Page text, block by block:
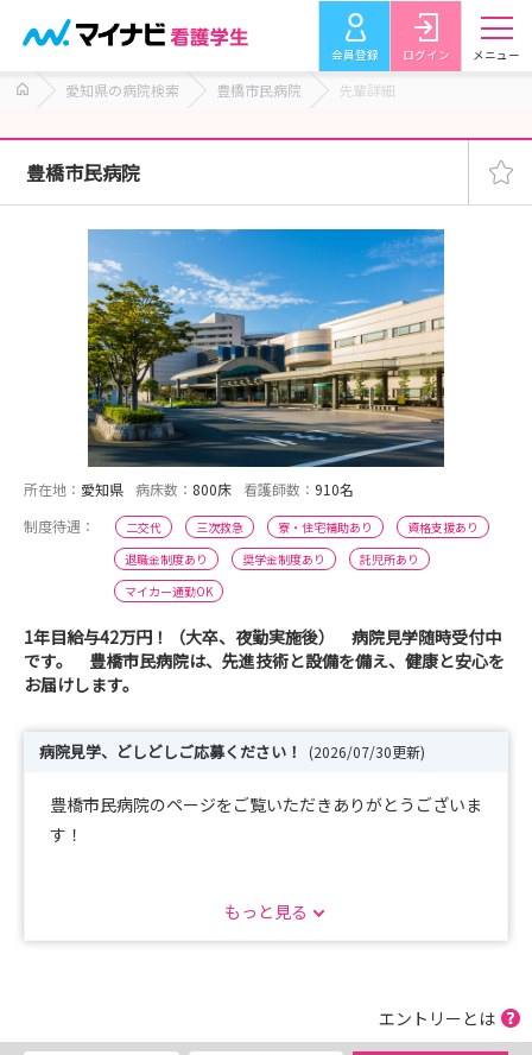
会員登録 ログイン メニュー
愛知県の病院検索 豊橋市民病院 先輩詳細
豊橋市民病院
所在地： 愛知県 病床数： 800床 看護師数： 910名
制度待遇：
二交代 三次救急 寮・住宅補助あり
資格支援あり
退職金制度あり
奨学金制度あり
託児所あり
マイカー通勤OK
1年目給与42万円！（大卒、夜勤実施後） 病院見学随時受付中
です。 豊橋市民病院は、先進技術と設備を備え、健康と安心を
お届けします。
病院見学、どしどしご応募ください！ (2026/07/30更新)
豊橋市民病院のページをご覧いただきありがとうございま
す！
皆様のご応募お待ちしております！！
という方でもお待ちしております！！
もっと見る
エントリーとは